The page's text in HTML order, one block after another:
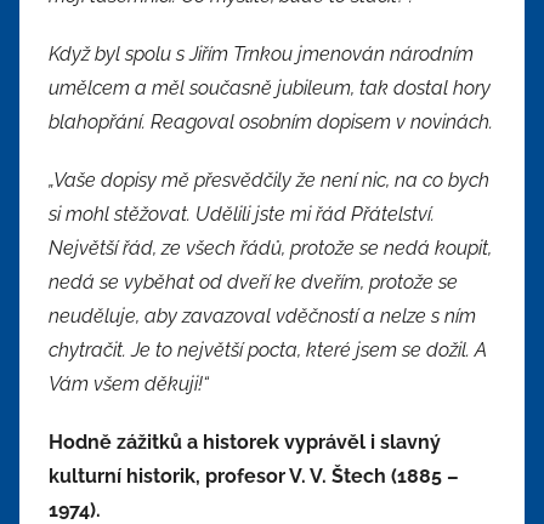
Když byl spolu s Jiřím Trnkou jmenován národním
umělcem a měl současně jubileum, tak dostal hory
blahopřání. Reagoval osobním dopisem v novinách.
„Vaše dopisy mě přesvědčily že není nic, na co bych
si mohl stěžovat. Udělili jste mi řád Přátelství.
Největší řád, ze všech řádů, protože se nedá koupit,
nedá se vyběhat od dveří ke dveřím, protože se
neuděluje, aby zavazoval vděčností a nelze s ním
chytračit. Je to největší pocta, které jsem se dožil. A
Vám všem děkuji!“
Hodně zážitků a historek vyprávěl i slavný
kulturní historik, profesor V. V. Štech (1885 –
1974).